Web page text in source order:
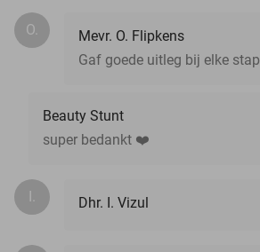
O.
Mevr. O. Flipkens
Gaf goede uitleg bij elke stap
Beauty Stunt
super bedankt ❤️
I. Dhr. I. Vizul